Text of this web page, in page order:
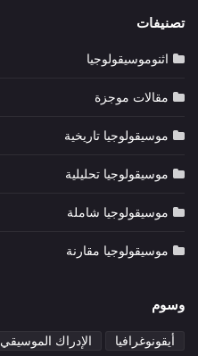
تصنيفات
اثنوموسيقولوجيا
مقالات موجزة
موسيقولوجيا تاريخية
موسيقولوجيا تحليلية
موسيقولوجيا شاملة
موسيقولوجيا مقارنة
وسوم
أيقونوغرافيا الإدراك الموسيقي